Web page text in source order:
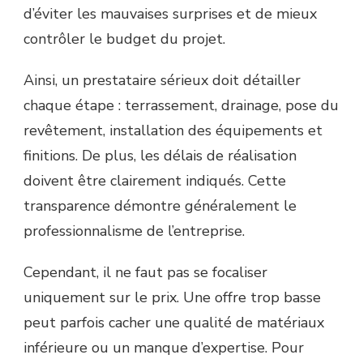
d’éviter les mauvaises surprises et de mieux
contrôler le budget du projet.
Ainsi, un prestataire sérieux doit détailler
chaque étape : terrassement, drainage, pose du
revêtement, installation des équipements et
finitions. De plus, les délais de réalisation
doivent être clairement indiqués. Cette
transparence démontre généralement le
professionnalisme de l’entreprise.
Cependant, il ne faut pas se focaliser
uniquement sur le prix. Une offre trop basse
peut parfois cacher une qualité de matériaux
inférieure ou un manque d’expertise. Pour